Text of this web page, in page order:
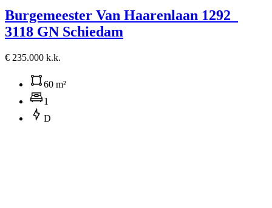
Burgemeester Van Haarenlaan 1292
3118 GN Schiedam
€ 235.000 k.k.
60 m²
1
D